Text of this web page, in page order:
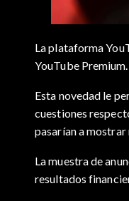
La plataforma
YouTube Premium.
Esta novedad le
cuestiones
pasarían a mostrar
La muestra de
resultados